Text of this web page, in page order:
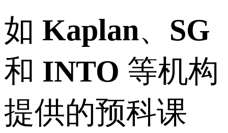
如 Kaplan、 SG
和 INTO 等机构
提供的预科课